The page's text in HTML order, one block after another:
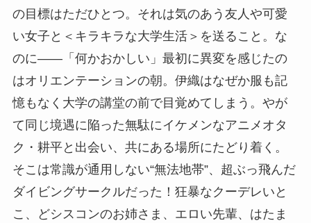
の目標はただひとつ。それは気のあう友人や可愛
い女子と＜キラキラな大学生活＞を送ること。な
のに――「何かおかしい」最初に異変を感じたの
はオリエンテーションの朝。伊織はなぜか服も記
憶もなく大学の講堂の前で目覚めてしまう。やが
て同じ境遇に陥った無駄にイケメンなアニメオタ
ク・耕平と出会い、共にある場所にたどり着く。
そこは常識が通用しない“無法地帯”、超ぶっ飛んだ
ダイビングサークルだった！狂暴なクーデレいと
こ、どシスコンのお姉さま、エロい先輩、はたま